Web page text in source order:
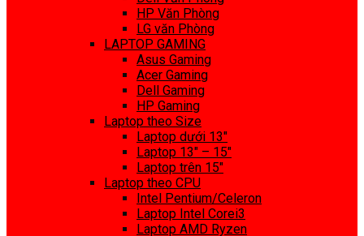
HP Văn Phòng
LG văn Phòng
LAPTOP GAMING
Asus Gaming
Acer Gaming
Dell Gaming
HP Gaming
Laptop theo Size
Laptop dưới 13″
Laptop 13″ – 15″
Laptop trên 15″
Laptop theo CPU
Intel Pentium/Celeron
Laptop Intel Corei3
Laptop AMD Ryzen